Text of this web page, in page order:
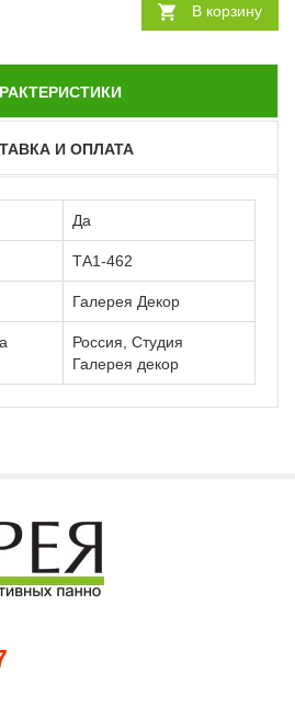
В корзину
И ОПЛАТА
Да
ТА1-462
Галерея Декор
Россия, Студия
Галерея декор